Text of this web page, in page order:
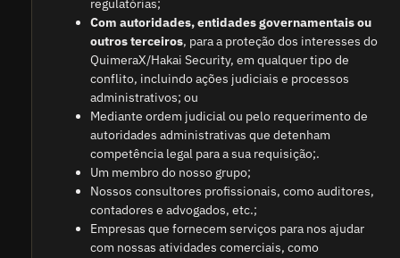
Com autoridades, entidades governamentais ou
outros terceiros, para a proteção dos interesses do
QuimeraX/Hakai Security, em qualquer tipo de
conflito, incluindo ações judiciais e processos
administrativos; ou
Mediante ordem judicial ou pelo requerimento de
autoridades administrativas que detenham
competência legal para a sua requisição;.
Um membro do nosso grupo;
Nossos consultores profissionais, como auditores,
contadores e advogados, etc.;
Empresas que fornecem serviços para nos ajudar
com nossas atividades comerciais, como